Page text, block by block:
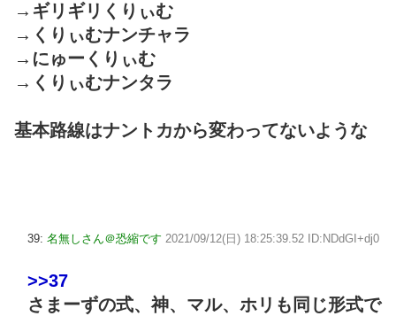
→ギリギリくりぃむ
→くりぃむナンチャラ
→にゅーくりぃむ
→くりぃむナンタラ
基本路線はナントカから変わってないような
39: 名無しさん＠恐縮です 2021/09/12(日) 18:25:39.52 ID:NDdGI+dj0
>>37
さまーずの式、神、マル、ホリも同じ形式で